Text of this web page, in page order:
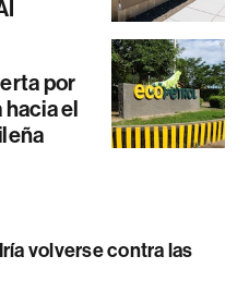
por
hacia el
volverse contra las